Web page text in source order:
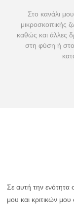
Στο κανάλι
μικροσκοπικής
καθώς και άλλες
στη φύση ή
Σε αυτή την ενότητα
μου και κριτικών